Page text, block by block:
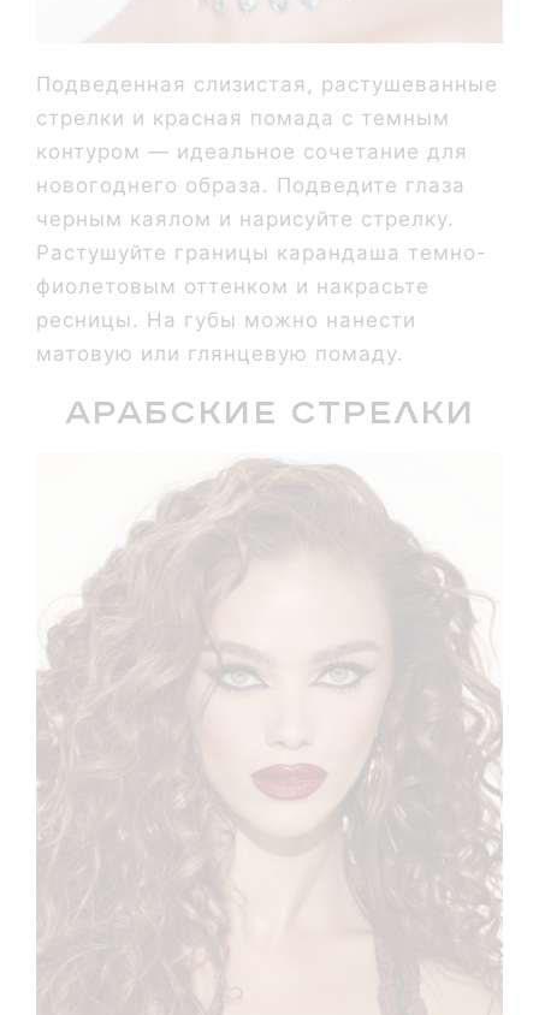
Подведенная слизистая, растушеванные
стрелки и красная помада с темным
контуром — идеальное сочетание для
новогоднего образа. Подведите глаза
черным каялом и нарисуйте стрелку.
Растушуйте границы карандаша темно-
фиолетовым оттенком и накрасьте
ресницы. На губы можно нанести
матовую или глянцевую помаду.
Арабские стрелки